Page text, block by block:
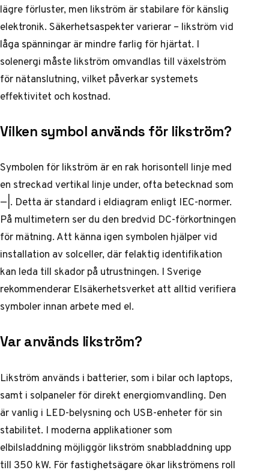
lägre förluster, men likström är stabilare för känslig
elektronik. Säkerhetsaspekter varierar – likström vid
låga spänningar är mindre farlig för hjärtat. I
solenergi måste likström omvandlas till växelström
för nätanslutning, vilket påverkar systemets
effektivitet och kostnad.
Vilken symbol används för likström?
Symbolen för likström är en rak horisontell linje med
en streckad vertikal linje under, ofta betecknad som
—|. Detta är standard i eldiagram enligt IEC-normer.
På multimetern ser du den bredvid DC-förkortningen
för mätning. Att känna igen symbolen hjälper vid
installation av solceller, där felaktig identifikation
kan leda till skador på utrustningen. I Sverige
rekommenderar Elsäkerhetsverket att alltid verifiera
symboler innan arbete med el.
Var används likström?
Likström används i batterier, som i bilar och laptops,
samt i solpaneler för direkt energiomvandling. Den
är vanlig i LED-belysning och USB-enheter för sin
stabilitet. I moderna applikationer som
elbilsladdning möjliggör likström snabbladdning upp
till 350 kW. För fastighetsägare ökar likströmens roll